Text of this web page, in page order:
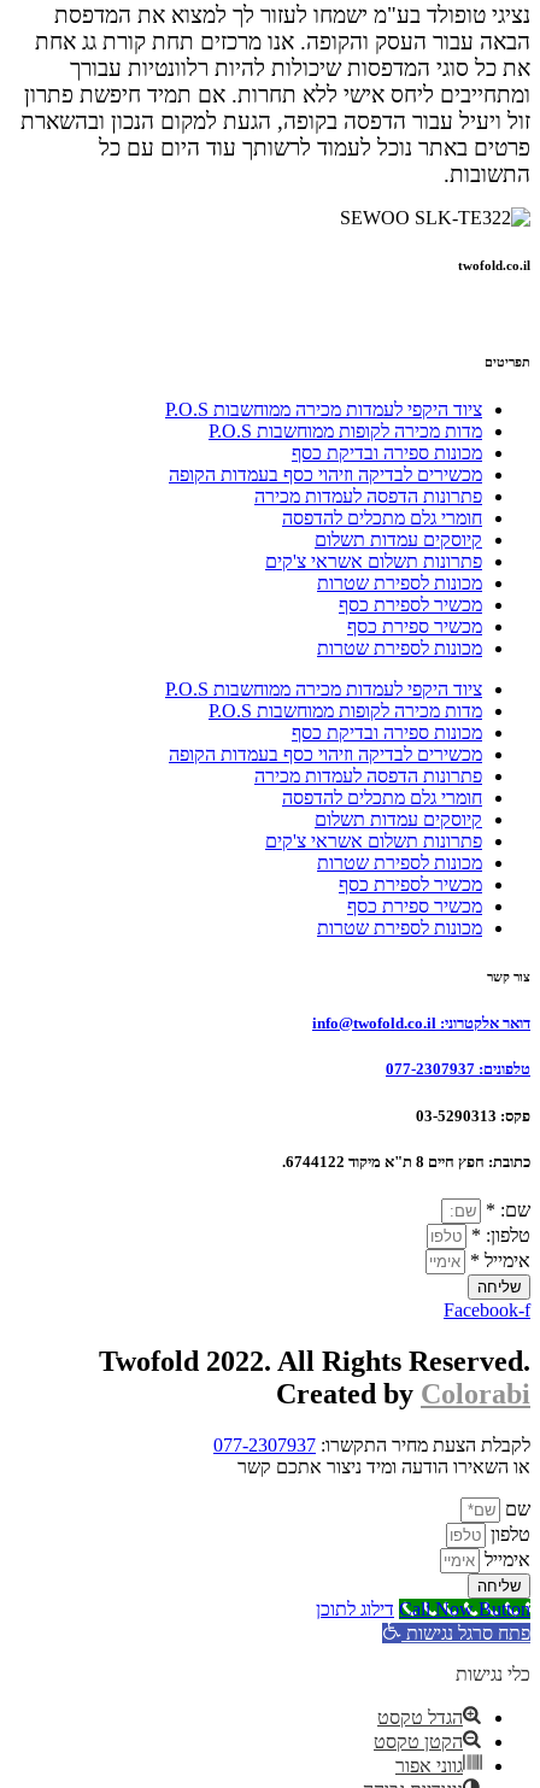
נציגי טופולד בע"מ ישמחו לעזור לך למצוא את המדפסת
הבאה עבור העסק והקופה. אנו מרכזים תחת קורת גג אחת
את כל סוגי המדפסות שיכולות להיות רלוונטיות עבורך
ומתחייבים ליחס אישי ללא תחרות. אם תמיד חיפשת פתרון
זול ויעיל עבור הדפסה בקופה, הגעת למקום הנכון ובהשארת
פרטים באתר נוכל לעמוד לרשותך עוד היום עם כל
התשובות.
twofold.co.il
תפריטים
ציוד היקפי לעמדות מכירה ממוחשבות P.O.S
מדות מכירה לקופות ממוחשבות P.O.S
מכונות ספירה ובדיקת כסף
מכשירים לבדיקה וזיהוי כסף בעמדות הקופה
פתרונות הדפסה לעמדות מכירה
חומרי גלם מתכלים להדפסה
קיוסקים עמדות תשלום
פתרונות תשלום אשראי צ'קים
מכונות לספירת שטרות
מכשיר לספירת כסף
מכשיר ספירת כסף
מכונות לספירת שטרות
ציוד היקפי לעמדות מכירה ממוחשבות P.O.S
מדות מכירה לקופות ממוחשבות P.O.S
מכונות ספירה ובדיקת כסף
מכשירים לבדיקה וזיהוי כסף בעמדות הקופה
פתרונות הדפסה לעמדות מכירה
חומרי גלם מתכלים להדפסה
קיוסקים עמדות תשלום
פתרונות תשלום אשראי צ'קים
מכונות לספירת שטרות
מכשיר לספירת כסף
מכשיר ספירת כסף
מכונות לספירת שטרות
צור קשר
דואר אלקטרוני:
טלפונים:
פקס:
כתובת: חפץ חיים 8 ת"א מיקוד 6744122.
שם: *
טלפון: *
אימייל *
שליחה
Facebook-f
Twofold 2022. All Rights Reserved.
Created by Colorabi
לקבלת הצעת מחיר התקשרו: 077-2307937
או השאירו הודעה ומיד ניצור אתכם קשר
שם
טלפון
אימייל
שליחה
Call Now Button דילוג לתוכן
פתח סרגל נגישות
כלי נגישות
הגדל טקסט
הקטן טקסט
גווני אפור